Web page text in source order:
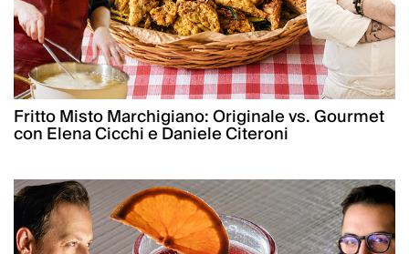
Fritto Misto Marchigiano: Originale vs. Gourmet
con Elena Cicchi e Daniele Citeroni